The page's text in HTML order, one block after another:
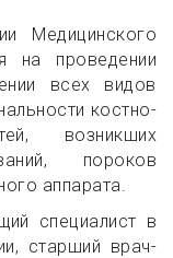
Медицинского
на проведении
всех видов
костно-
возникших
пороков
аппарата.
специалист в
старший врач-